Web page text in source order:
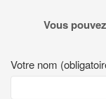
Vous
Votre nom